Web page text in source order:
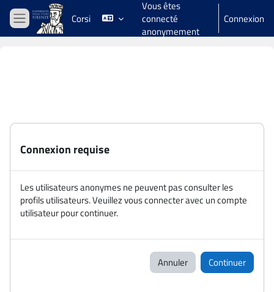
Passer au contenu principal
Panneau latéral
Corsi
Vous êtes
connecté
anonymement
Connexion
Connexion requise
Les utilisateurs anonymes ne peuvent pas consulter les
profils utilisateurs. Veuillez vous connecter avec un compte
utilisateur pour continuer.
Annuler Continuer